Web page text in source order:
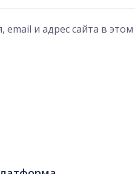
email и адрес сайта в